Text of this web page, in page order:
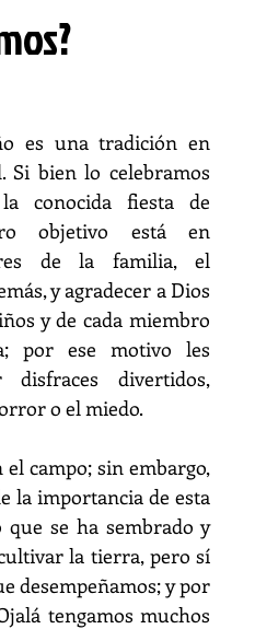
es una tradición en
Si bien lo celebramos
conocida fiesta de
objetivo está en
de la familia, el
y agradecer a Dios
y de cada miembro
por ese motivo les
divertidos,
o el miedo.
campo; sin embargo,
la importancia de esta
se ha sembrado y
la tierra, pero sí
desempeñamos; y por
tengamos muchos